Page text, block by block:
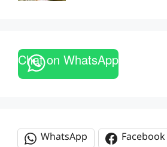
Chat on WhatsApp
WhatsApp Facebook